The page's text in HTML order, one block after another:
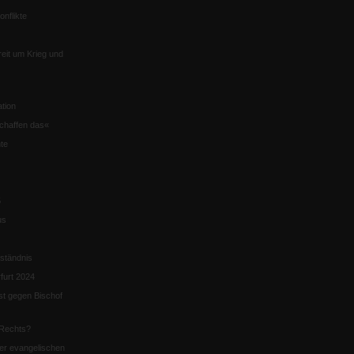
um Krieg und
das«
2024
gegen Bischof
evangelischen